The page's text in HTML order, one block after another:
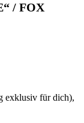
/ FOX
exklusiv für dich),